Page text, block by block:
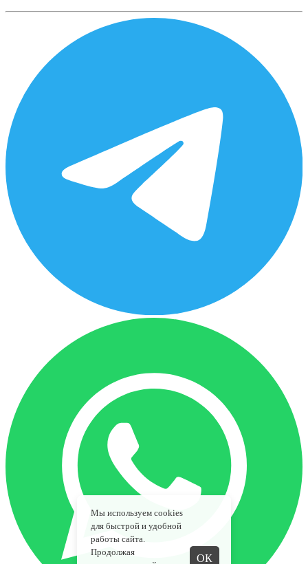
Мы используем cookies
для быстрой и удобной
работы сайта.
Продолжая
ОК